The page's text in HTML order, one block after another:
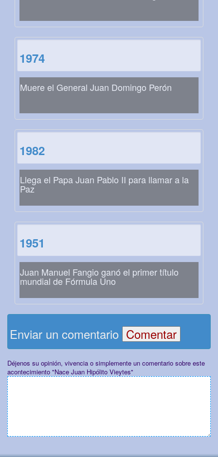
1974
Muere el General Juan Domingo Perón
1982
Llega el Papa Juan Pablo II para llamar a la
Paz
1951
Juan Manuel Fangio ganó el primer título
mundial de Fórmula Uno
Enviar un comentario
Déjenos su opinión, vivencia o simplemente un comentario sobre este
acontecimiento "Nace Juan Hipólito Vieytes"